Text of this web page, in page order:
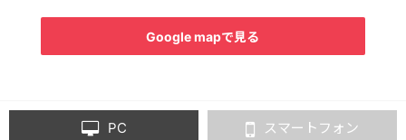
Google mapで見る
PC スマートフォン